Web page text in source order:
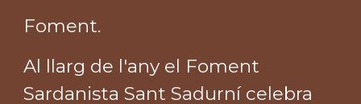
Foment.
Al llarg de l'any el Foment
Sardanista Sant Sadurní celebra